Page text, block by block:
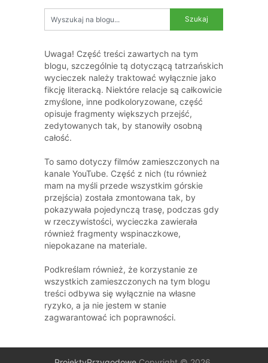
Uwaga! Część treści zawartych na tym
blogu, szczególnie tą dotyczącą tatrzańskich
wycieczek należy traktować wyłącznie jako
fikcję literacką. Niektóre relacje są całkowicie
zmyślone, inne podkoloryzowane, część
opisuje fragmenty większych przejść,
zedytowanych tak, by stanowiły osobną
całość.
To samo dotyczy filmów zamieszczonych na
kanale YouTube. Część z nich (tu również
mam na myśli przede wszystkim górskie
przejścia) została zmontowana tak, by
pokazywała pojedynczą trasę, podczas gdy
w rzeczywistości, wycieczka zawierała
również fragmenty wspinaczkowe,
niepokazane na materiale.
Podkreślam również, że korzystanie ze
wszystkich zamieszczonych na tym blogu
treści odbywa się wyłącznie na własne
ryzyko, a ja nie jestem w stanie
zagwarantować ich poprawności.